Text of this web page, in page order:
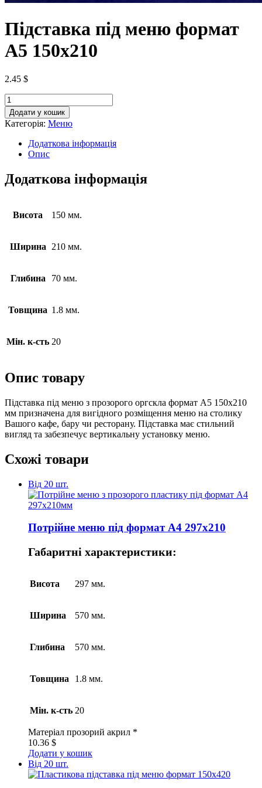
Підставка під меню формат
А5 150х210
2.45 $
Додати у кошик
Категорія: Меню
Додаткова інформація
Опис
Додаткова інформація
Висота 150 мм.
Ширина 210 мм.
Глибина 70 мм.
Товщина 1.8 мм.
Мін. к-сть 20
Опис товару
Підставка під меню з прозорого оргскла формат А5 150х210
мм призначена для вигідного розміщення меню на столику
Вашого кафе, бару чи ресторану. Підставка має стильний
вигляд та забезпечує вертикальну установку меню.
Схожі товари
Від 20 шт.
Потрійне меню під формат А4 297х210
Габаритні характеристики:
Висота 297 мм.
Ширина 570 мм.
Глибина 570 мм.
Товщина 1.8 мм.
Мін. к-сть 20
Матеріал прозорий акрил *
10.36 $
Додати у кошик
Від 20 шт.